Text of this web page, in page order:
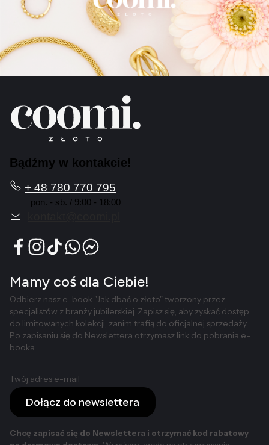
Bądźmy w kontakcie!
+ 48 780 770 795
pon. - sb. / 9:00 - 18:00
Mamy coś dla Ciebie!
Odbierz nasz e-book "Jak dbać o złoto" tworzony przez
specjalistów z branży jubilerskiej. Zapisz się, aby zyskać dostęp
do limitowanych kolekcji, zanim trafią do oficjalnej sprzedaży.
Po zapisaniu się do Newslettera otrzymasz link do pobrania e-
booka.
Twój adres e-mail
Dołącz do newslettera
Chcę zapisać się do Newslettera i otrzymać kod rabatowy